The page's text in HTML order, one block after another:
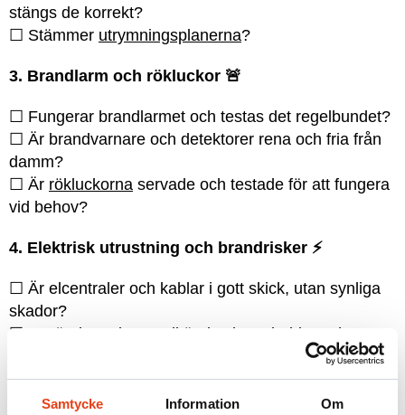
Samtycke Information Om
stängs de korrekt?
☐ Stämmer utrymningsplanerna?
3. Brandlarm och rökluckor 🚨
☐ Fungerar brandlarmet och testas det regelbundet?
☐ Är brandvarnare och detektorer rena och fria från
damm?
☐ Är rökluckorna servade och testade för att fungera
vid behov?
4. Elektrisk utrustning och brandrisker ⚡
☐ Är elcentraler och kablar i gott skick, utan synliga
skador?
☐ Används endast godkända skarvsladdar och
☐ Finns rutiner för att stänga av elektrisk utrustning
vid arbetsdagens slut?